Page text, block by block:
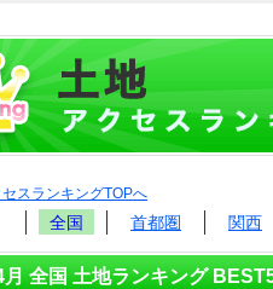
スランキングTOPへ
全国 首都圏 関西
全国 土地ランキング